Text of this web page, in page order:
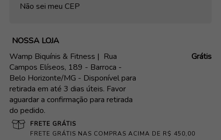
Não sei meu CEP
NOSSA LOJA
Wamp Biquínis & Fitness | Rua
Campos Elíseos, 189 - Barroca -
Belo Horizonte/MG - Disponível para
retirada em até 3 dias úteis. Favor
aguardar a confirmação para retirada
do pedido.
Grátis
FRETE GRÁTIS
FRETE GRÁTIS NAS COMPRAS ACIMA DE R$ 450,00